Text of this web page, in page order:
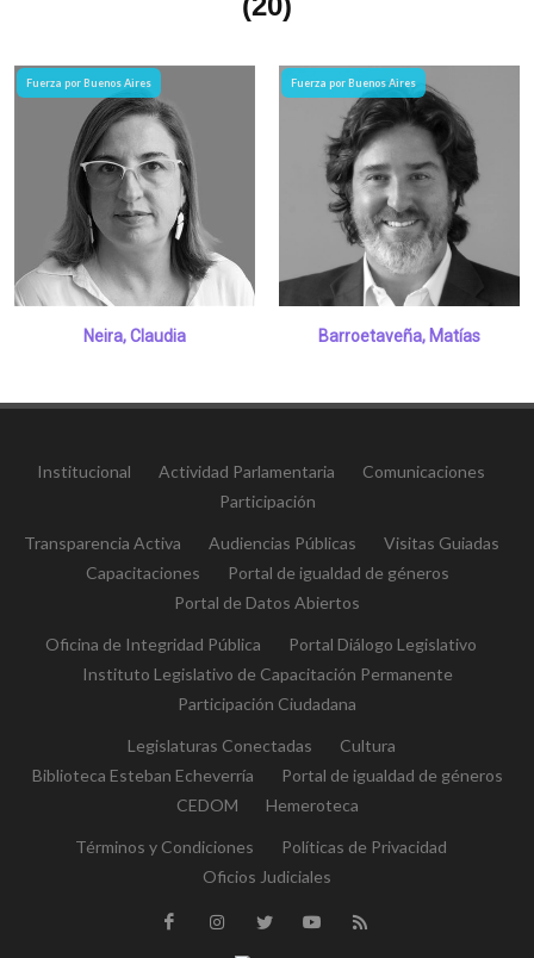
Fuerza por Buenos Aires
Neira, Claudia
Fuerza por Buenos Aires
Barroetaveña, Matías
Institucional Actividad Parlamentaria
Comunicaciones
Participación
Transparencia Activa Audiencias Públicas
Visitas Guiadas
Capacitaciones
Portal de igualdad de géneros
Portal de Datos Abiertos
Oficina de Integridad Pública
Portal Diálogo Legislativo
Instituto Legislativo de Capacitación Permanente
Participación Ciudadana
Legislaturas Conectadas
Cultura
Biblioteca Esteban Echeverría
Portal de igualdad de géneros
CEDOM
Hemeroteca
Términos y Condiciones
Políticas de Privacidad
Oficios Judiciales